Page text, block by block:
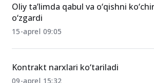
Oliy ta’limda qabul va o‘qishni
o‘zgardi
15-aprel 09:05
Kontrakt narxlari ko‘tariladi
09-aprel 15:32